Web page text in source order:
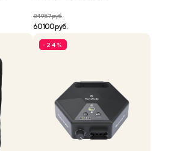
84 957 руб.
60 100 руб.
-24%